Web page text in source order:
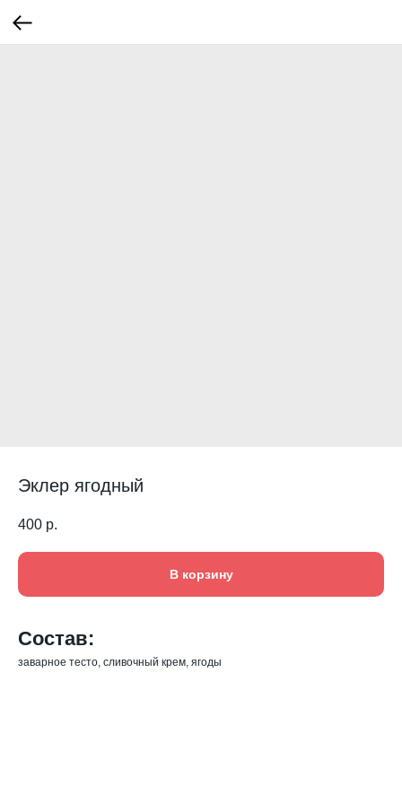
Эклер ягодный
400 р.
В корзину
Состав:
заварное тесто, сливочный крем, ягоды